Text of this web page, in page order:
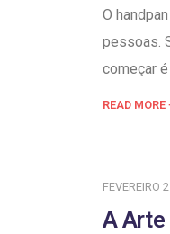
O
pessoas.
começar
READ MORE
FEVEREIRO
A Arte